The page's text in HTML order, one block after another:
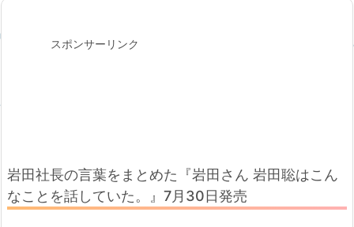
スポンサーリンク
岩田社長の言葉をまとめた『岩田さん 岩田聡はこん
なことを話していた。』7月30日発売